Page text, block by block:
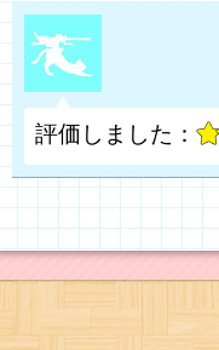
評価しました：